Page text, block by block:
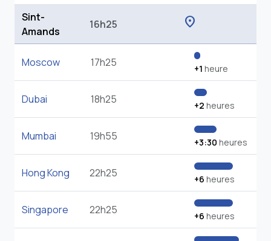
Sint-
Amands
16h25 location_on
Moscow 17h25 +1 heure
Dubai 18h25 +2 heures
Mumbai 19h55 +3:30 heures
Hong Kong 22h25 +6 heures
Singapore 22h25 +6 heures